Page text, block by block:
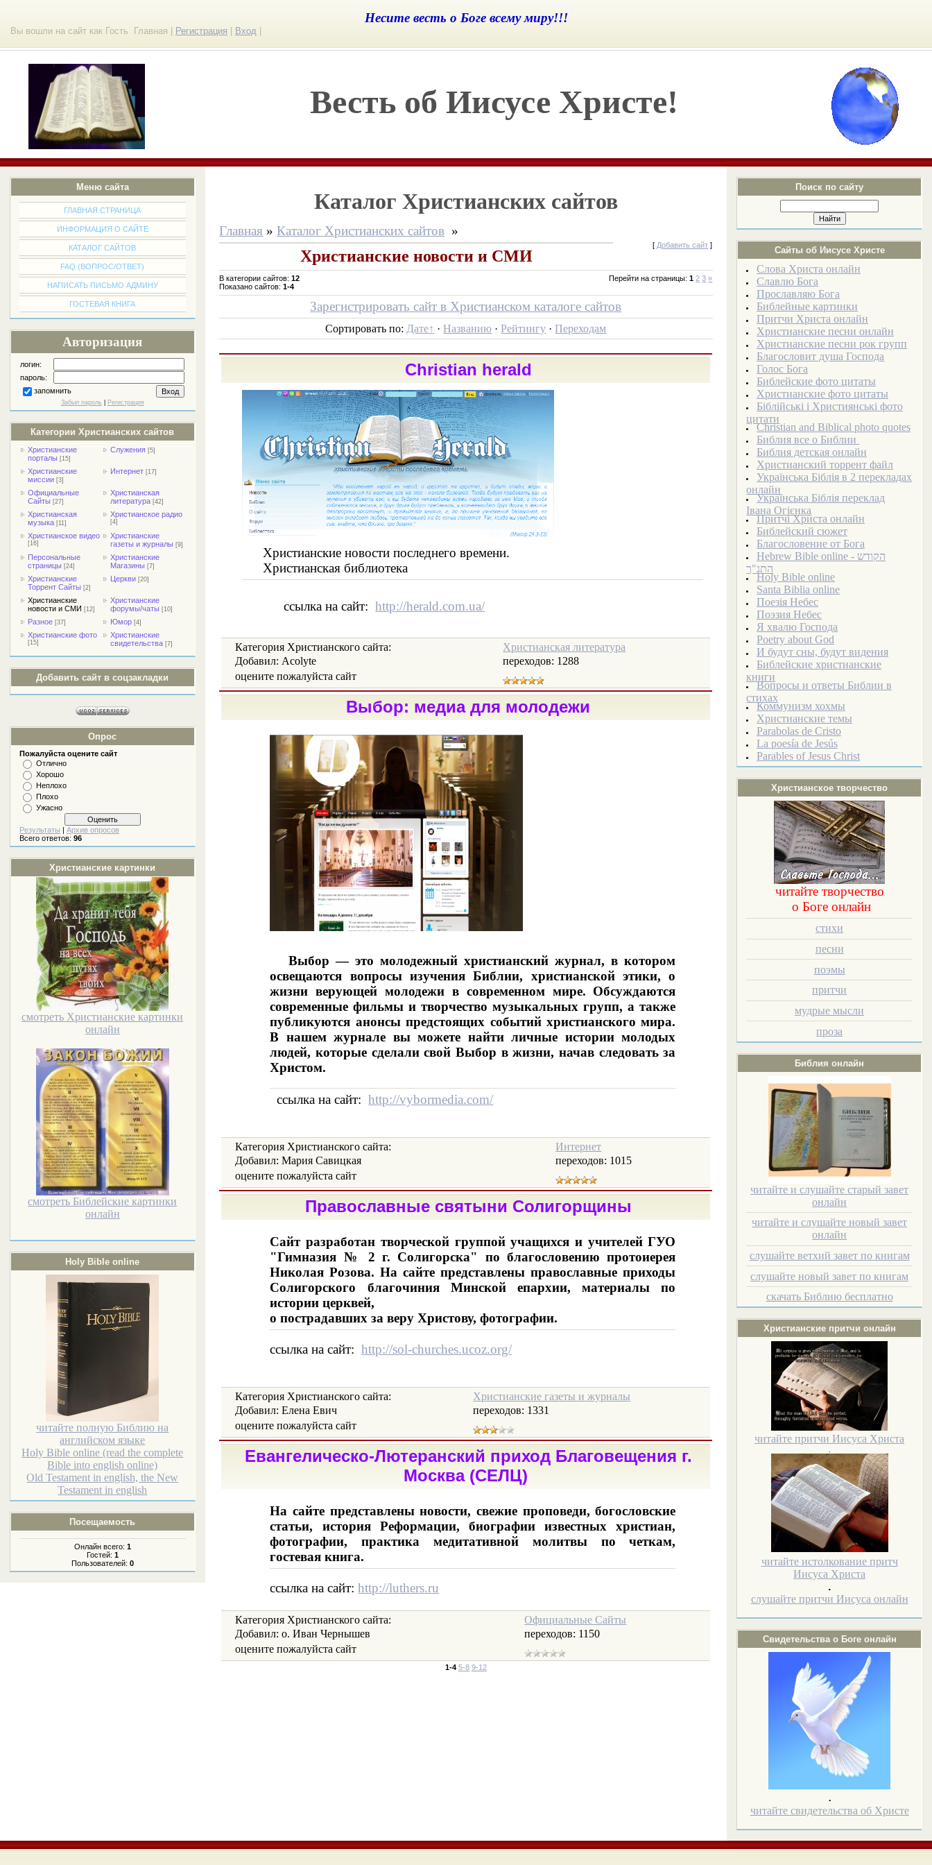
Несите весть о Боге всему миру!!!
Вы вошли на сайт как Гость Главная Регистрация Вход
Весть об Иисусе Христе!
Меню сайта
ГЛАВНАЯ СТРАНИЦА
ИНФОРМАЦИЯ О САЙТЕ
КАТАЛОГ САЙТОВ
FAQ (ВОПРОС/ОТВЕТ)
НАПИСАТЬ ПИСЬМО АДМИНУ
ГОСТЕВАЯ КНИГА
Авторизация
логин:
пароль:
запомнить
Забыл пароль| Регистрация
Категории Христианских сайтов
Христианские
порталы [15]
Служения [5]
Христианские
миссии [3]
Интернет [17]
Официальные
Сайты [27]
Христианская
литература [42]
Христианская
музыка [11]
Христианское радио
[4]
Христианское видео
[16]
Христианские
газеты и журналы [9]
Персональные
страницы [24]
Христианские
Магазины [7]
Христианские
Торрент Сайты [2]
Церкви [20]
Христианские
новости и СМИ [12]
Христианские
форумы/чаты [10]
Разное [37] Юмор [4]
Христианские фото
[15]
Христианские
свидетельства [7]
Добавить сайт в соцзакладки
Опрос
Пожалуйста оцените сайт
Отлично
Хорошо
Неплохо
Плохо
Ужасно
Результаты |Архив опросов
Всего ответов:96
Христианские картинки
смотреть Христианские картинки
онлайн
смотреть Библейские картинки
онлайн
Holy Bible online
читайте полную Библию на
английском языке
Holy Bible online (read the complete
Bible into english online)
Old Testament in english, the New
Testament in english
Посещаемость
Онлайн всего: 1
Гостей: 1
Пользователей: 0
Поиск по сайту
Сайты об Иисусе Христе
Слова Христа онлайн
Славлю Бога
Прославляю Бога
Библейные картинки
Притчи Христа онлайн
Христианские песни онлайн
Христианские песни рок групп
Благословит душа Господа
Голос Бога
Библейские фото цитаты
Христианские фото цитаты
Біблійські і Християнські фото
цитати
Christian and Biblical photo quotes
Библия все о Библии
Библия детская онлайн
Христианский торрент файл
Українська Біблія в 2 перекладах
онлайн
Українська Біблія переклад
Івана Огієнка
Притчі Христа онлайн
Библейский сюжет
Благословение от Бога
Hebrew Bible online - הקודש
התנ"ך
Holy Bible online
Santa Biblia online
Поезія Небес
Поэзия Небес
Я хвалю Господа
Poetry about God
И будут сны, будут видения
Библейские христианские
книги
Вопросы и ответы Библии в
стихах
Коммунизм хохмы
Христианские темы
Parabolas de Cristo
La poesía de Jesús
Parables of Jesus Christ
Христианское творчество
читайте творчество
о Боге онлайн
стихи
песни
поэмы
притчи
мудрые мысли
проза
Библия онлайн
читайте и слушайте старый завет
онлайн
читайте и слушайте новый завет
онлайн
слушайте ветхий завет по книгам
слушайте новый завет по книгам
скачать Библию бесплатно
Христианские притчи онлайн
читайте притчи Иисуса Христа
.
читайте истолкование притч
Иисуса Христа
.
слушайте притчи Иисуса онлайн
Свидетельства о Боге онлайн
.
читайте свидетельства об Христе
Каталог Христианских сайтов
Главная »Каталог Христианских сайтов »
Христианские новости и СМИ
[ Добавить сайт ]
В категории сайтов:12
Показано сайтов:1-4
Перейти на страницы:1 2 3 »
Зарегистрировать сайт в Христианском каталоге сайтов
Сортировать по: Дате ·Названию ·Рейтингу ·Переходам
Christian herald
Христианские новости последнего времени.
Христианская библиотека
ссылка на сайт:http://herald.com.ua/
Категория Христианского сайта:
Христианская литература
Добавил: Acolyte
переходов: 1288
oцените пожалуйста сайт
Выбор: медиа для молодежи
Выбор — это молодежный христианский журнал, в котором
освещаются вопросы изучения Библии, христианской этики, о
жизни верующей молодежи в современном мире. Обсуждаются
современные фильмы и творчество музыкальных групп, а также
публикуются анонсы предстоящих событий христианского мира.
В нашем журнале вы можете найти личные истории молодых
людей, которые сделали свой Выбор в жизни, начав следовать за
Христом.
ссылка на сайт: http://vybormedia.com/
Категория Христианского сайта:
Интернет
Добавил: Мария Савицкая
переходов: 1015
oцените пожалуйста сайт
Православные святыни Солигорщины
Сайт разработан творческой группой учащихся и учителей ГУО
"Гимназия № 2 г. Солигорска" по благословению протоиерея
Николая Розова. На сайте представлены православные приходы
Солигорского благочиния Минской епархии, материалы по
истории церквей,
о пострадавших за веру Христову, фотографии.
ссылка на сайт:http://sol-churches.ucoz.org/
Категория Христианского сайта:
Христианские газеты и журналы
Добавил: Елена Евич
переходов: 1331
oцените пожалуйста сайт
Евангелическо-Лютеранский приход Благовещения г.
Москва (СЕЛЦ)
На сайте представлены новости, свежие проповеди, богословские
статьи, история Реформации, биографии известных христиан,
фотографии, практика медитативной молитвы по четкам,
гостевая книга.
ссылка на сайт:http://luthers.ru
Категория Христианского сайта:
Официальные Сайты
Добавил: о. Иван Чернышев
переходов: 1150
oцените пожалуйста сайт
1-4 5-8 9-12